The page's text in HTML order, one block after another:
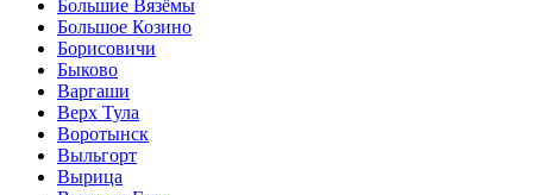
Большие Вязёмы
Большое Козино
Борисовичи
Быково
Варгаши
Верх Тула
Воротынск
Выльгорт
Вырица